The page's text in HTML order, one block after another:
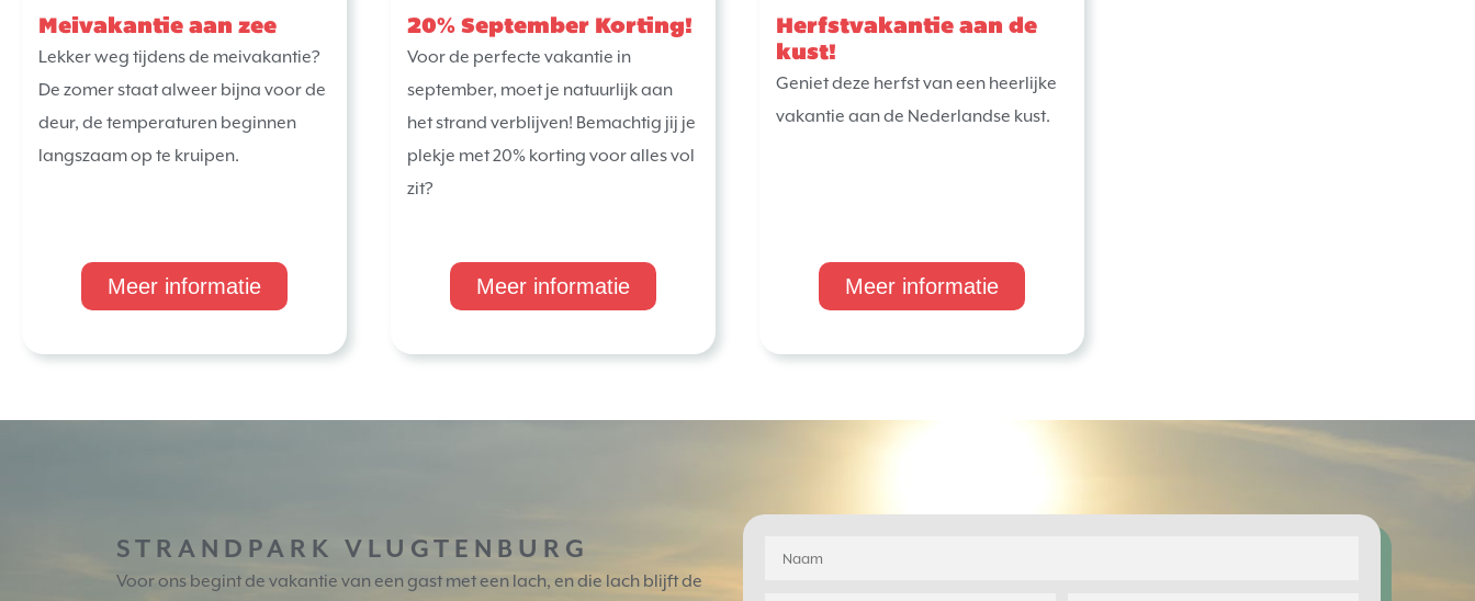
Meivakantie aan zee
Lekker weg tijdens de meivakantie?
De zomer staat alweer bijna voor de
deur, de temperaturen beginnen
langszaam op te kruipen.
Meer informatie
20% September Korting!
Voor de perfecte vakantie in
september, moet je natuurlijk aan
het strand verblijven! Bemachtig jij je
plekje met 20% korting voor alles vol
zit?
Meer informatie
Herfstvakantie aan de
kust!
Geniet deze herfst van een heerlijke
vakantie aan de Nederlandse kust.
Meer informatie
STRANDPARK VLUGTENBURG
Voor ons begint de vakantie van een gast met een lach, en die lach blijft de